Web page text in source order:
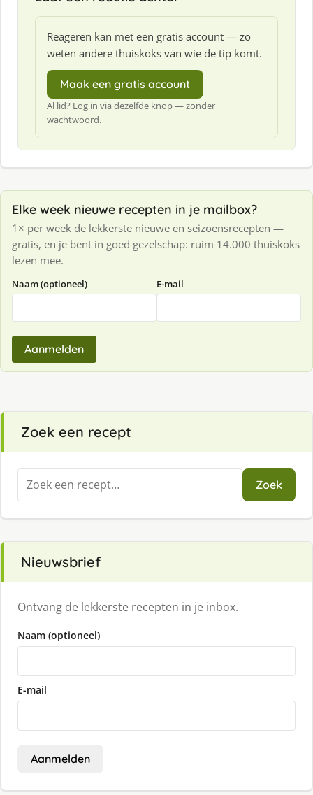
Reageren kan met een gratis account — zo
weten andere thuiskoks van wie de tip komt.
Maak een gratis account
Al lid? Log in via dezelfde knop — zonder
wachtwoord.
Elke week nieuwe recepten in je mailbox?
1× per week de lekkerste nieuwe en seizoensrecepten —
gratis, en je bent in goed gezelschap: ruim 14.000 thuiskoks
lezen mee.
Naam (optioneel) E-mail
Aanmelden
Zoek een recept
Zoeken
naar:
Zoek
Nieuwsbrief
Ontvang de lekkerste recepten in je inbox.
Naam (optioneel)
E-mail
Aanmelden